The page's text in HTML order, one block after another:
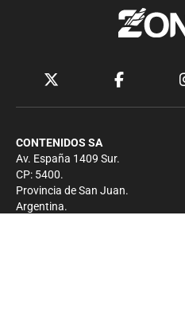
CONTENIDOS SA
Av. España 1409 Sur.
CP: 5400.
Provincia de San Juan.
Argentina.